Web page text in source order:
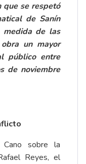
que se respetó
de Sanín
medida de las
un mayor
público entre
de noviembre
sobre la
Reyes, el